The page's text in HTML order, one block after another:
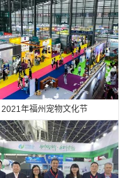
2021年福州宠物文化节